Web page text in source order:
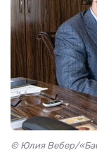
© Юлия Вебер/